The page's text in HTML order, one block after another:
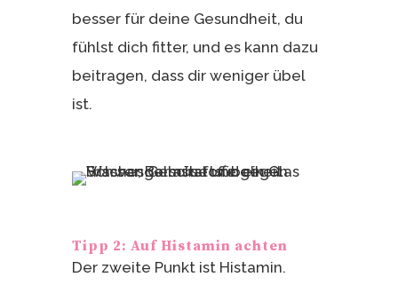
besser für deine Gesundheit, du
fühlst dich fitter, und es kann dazu
beitragen, dass dir weniger übel
ist.
Tipp 2: Auf Histamin achten
Der zweite Punkt ist Histamin.